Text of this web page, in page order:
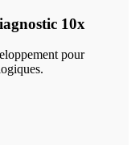
10x
pour